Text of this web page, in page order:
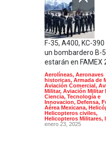
F-35, A400, KC-
un bombardero B-
estarán en FAMEX
Aerolíneas, Aeronaves
historicas, Armada de
Aviación Comercial,
Militar, Aviación Militar
Ciencia, Tecnología e
Innovacion, Defensa,
Aérea Mexicana,
Helicopteros civiles,
Helicopteros Militares,
enero 23, 2025